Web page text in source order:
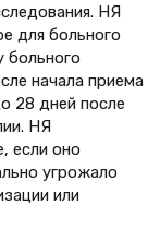
НЯ
для больного
больного
начала приема
28 дней после
НЯ
если оно
угрожало
или